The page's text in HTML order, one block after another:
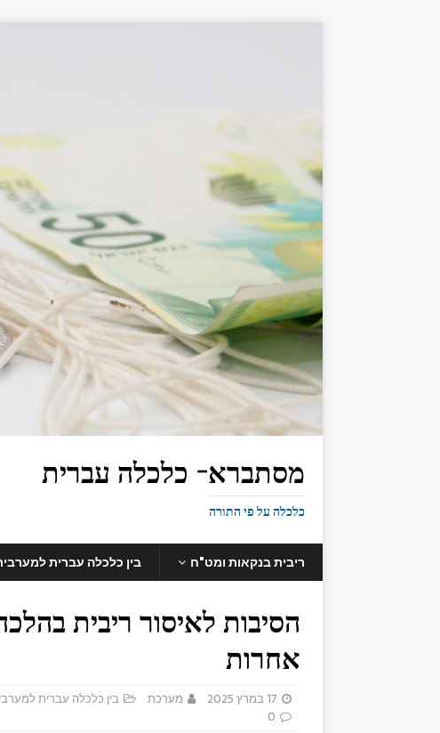
מסתברא- כלכלה עברית
כלכלה על פי התורה
ריבית בנקאות ומט"ח בין כלכלה עברית
הסיבות לאיסור ריבית
אחרות
17 במרץ 2025 מערכת בין כלכלה עברית
0